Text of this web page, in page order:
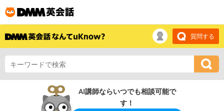
質問する
AI講師ならいつでも相談可能で
す！